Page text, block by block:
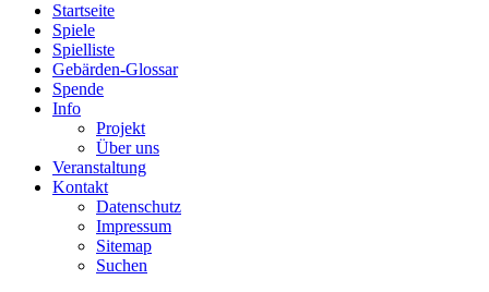
Startseite
Spiele
Spielliste
Gebärden-Glossar
Spende
Info
Projekt
Über uns
Veranstaltung
Kontakt
Datenschutz
Impressum
Sitemap
Suchen